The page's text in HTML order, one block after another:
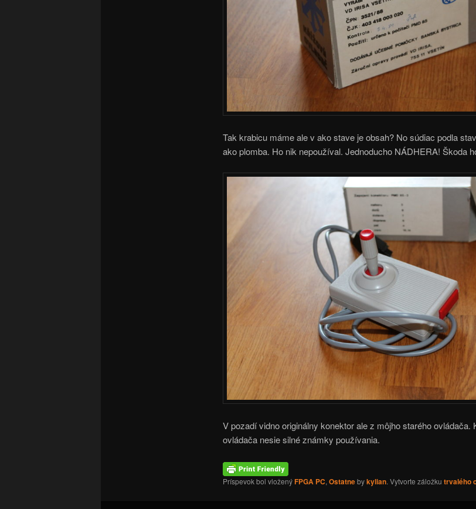
Tak krabicu máme ale v ako stave je obsah? No súdiac podla
ako plomba. Ho nik nepoužíval. Jednoducho NÁDHERA! Škoda
V pozadí vidno originálny konektor ale z môjho starého ovládača.
ovládača nesie silné známky používania.
Príspevok bol vloženýFPGA PC, Ostatnebykylian. Vytvorte záložku trvalého